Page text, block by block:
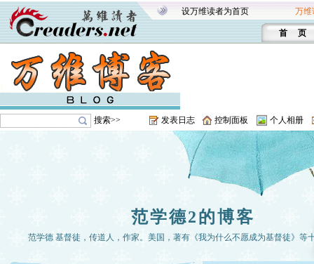
设万维读者为首页 万维
首 页
搜索>> 发表日志 控制面板 个人相册
范学德2的博客
范学德 基督徒，传道人，作家。美国，著有《我为什么不愿成为基督徒》等